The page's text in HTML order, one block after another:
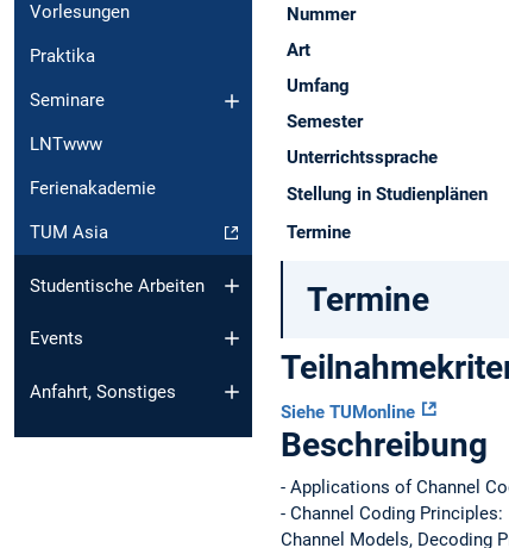
Vorlesungen
Praktika
Seminare
LNTwww
Ferienakademie
TUM Asia
Studentische Arbeiten
Events
Anfahrt, Sonstiges
Nummer
Art
Umfang
Semester
Unterrichtssprache
Stellung in Studienplänen
Termine
Termine
Siehe TUMonline
Beschreibung
- Applications of Channel
- Channel Coding Principles:
Channel Models, Decoding